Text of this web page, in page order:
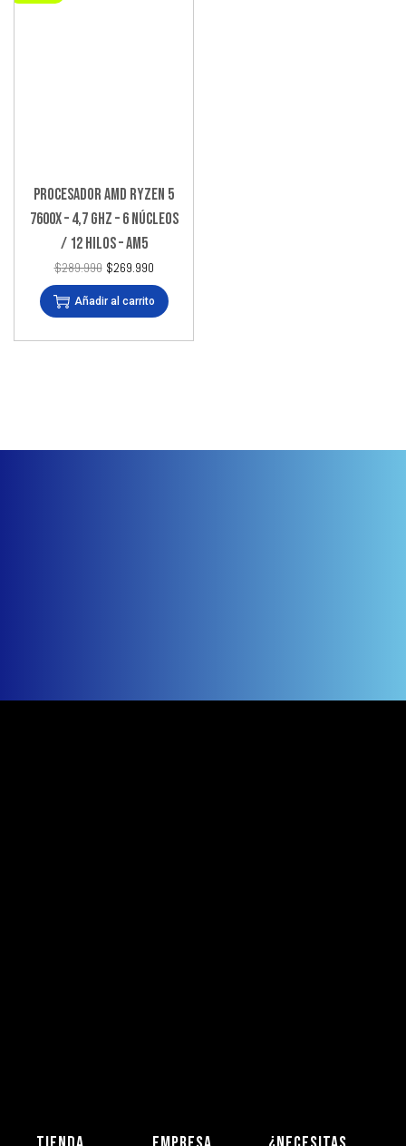
PROCESADOR AMD RYZEN 5
7600X – 4,7 GHZ – 6 NÚCLEOS
/ 12 HILOS – AM5
$289.990 $269.990
Añadir al carrito